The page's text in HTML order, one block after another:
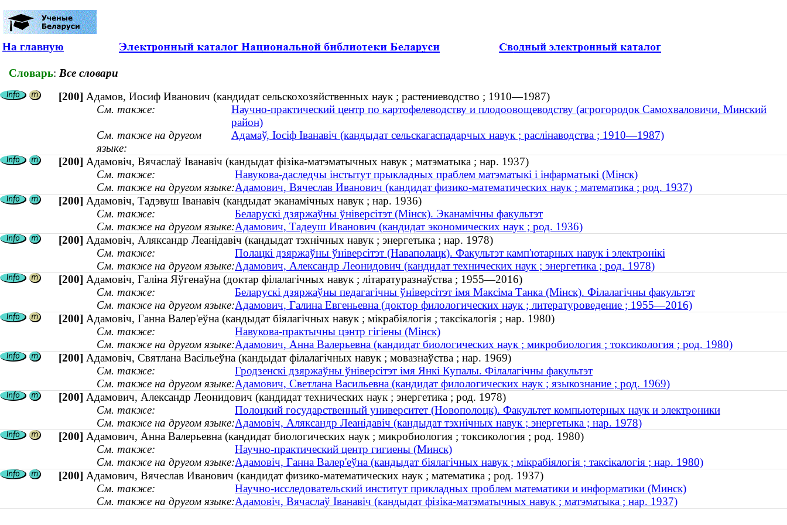
На главную
Словарь: Все словари
[200] Адамов, Иосиф Иванович (кандидат сельскохозяйственных наук ; растениеводство ; 1910—1987)
См. также:
Научно-практический центр по картофелеводству и плодоовощеводству (агрогородок Самохваловичи, Минский
район)
См. также на другом
языке:
Адамаў, Іосіф Іванавіч (кандыдат сельскагаспадарчых навук ; раслінаводства ; 1910—1987)
[200] Адамовiч, Вячаслаў Iванавiч (кандыдат фізіка-матэматычных навук ; матэматыка ; нар. 1937)
См. также:
Навукова-даследчы інстытут прыкладных праблем матэматыкі і інфарматыкі (Мінск)
См. также на другом языке:Адамович, Вячеслав Иванович (кандидат физико-математических наук ; математика ; род. 1937)
[200] Адамовiч, Тадэвуш Iванавiч (кандыдат эканамічных навук ; нар. 1936)
См. также:
Беларускі дзяржаўны ўніверсітэт (Мінск). Эканамічны факультэт
См. также на другом языке:Адамович, Тадеуш Иванович (кандидат экономических наук ; род. 1936)
[200] Адамовіч, Аляксандр Леанідавіч (кандыдат тэхнічных навук ; энергетыка ; нар. 1978)
См. также:
Полацкі дзяржаўны ўніверсітэт (Наваполацк). Факультэт камп'ютарных навук і электронікі
См. также на другом языке:Адамович, Александр Леонидович (кандидат технических наук ; энергетика ; род. 1978)
[200] Адамовіч, Галіна Яўгенаўна (доктар філалагічных навук ; літаратуразнаўства ; 1955—2016)
См. также:
Беларускі дзяржаўны педагагічны ўніверсітэт імя Максіма Танка (Мінск). Філалагічны факультэт
См. также на другом языке:Адамович, Галина Евгеньевна (доктор филологических наук ; литературоведение ; 1955—2016)
[200] Адамовіч, Ганна Валер'еўна (кандыдат біялагічных навук ; мікрабіялогія ; таксікалогія ; нар. 1980)
См. также:
Навукова-практычны цэнтр гігіены (Мінск)
См. также на другом языке:Адамович, Анна Валерьевна (кандидат биологических наук ; микробиология ; токсикология ; род. 1980)
[200] Адамовіч, Святлана Васільеўна (кандыдат філалагічных навук ; мовазнаўства ; нар. 1969)
См. также:
Гродзенскі дзяржаўны ўніверсітэт імя Янкі Купалы. Філалагічны факультэт
См. также на другом языке:Адамович, Светлана Васильевна (кандидат филологических наук ; языкознание ; род. 1969)
[200] Адамович, Александр Леонидович (кандидат технических наук ; энергетика ; род. 1978)
См. также:
Полоцкий государственный университет (Новополоцк). Факультет компьютерных наук и электроники
См. также на другом языке:Адамовіч, Аляксандр Леанідавіч (кандыдат тэхнічных навук ; энергетыка ; нар. 1978)
[200] Адамович, Анна Валерьевна (кандидат биологических наук ; микробиология ; токсикология ; род. 1980)
См. также:
Научно-практический центр гигиены (Минск)
См. также на другом языке:Адамовіч, Ганна Валер'еўна (кандыдат біялагічных навук ; мікрабіялогія ; таксікалогія ; нар. 1980)
[200] Адамович, Вячеслав Иванович (кандидат физико-математических наук ; математика ; род. 1937)
См. также:
Научно-исследовательский институт прикладных проблем математики и информатики (Минск)
См. также на другом языке:Адамовiч, Вячаслаў Iванавiч (кандыдат фізіка-матэматычных навук ; матэматыка ; нар. 1937)